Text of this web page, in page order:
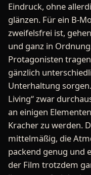
Eindruck, ohne
glänzen. Für ein B-
zweifelsfrei ist,
und ganz in
Protagonisten
gänzlich
Unterhaltung
Living“ zwar
an einigen
Kracher zu werden.
mittelmäßig, die
packend genug und
der Film trotzdem